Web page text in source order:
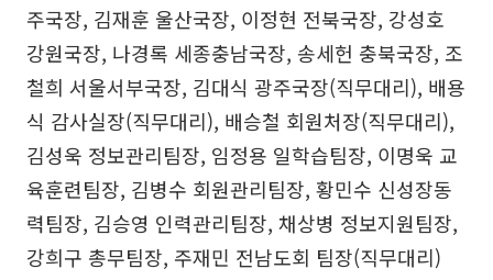
주국장, 김재훈 울산국장, 이정현 전북국장, 강성호
강원국장, 나경록 세종충남국장, 송세헌 충북국장, 조
철희 서울서부국장, 김대식 광주국장(직무대리), 배용
식 감사실장(직무대리), 배승철 회원처장(직무대리),
김성욱 정보관리팀장, 임정용 일학습팀장, 이명욱 교
육훈련팀장, 김병수 회원관리팀장, 황민수 신성장동
력팀장, 김승영 인력관리팀장, 채상병 정보지원팀장,
강희구 총무팀장, 주재민 전남도회 팀장(직무대리)